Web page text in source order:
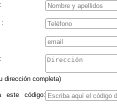
Nombre * :
Teléfono * :
Dirección :
dirección completa)
este código: